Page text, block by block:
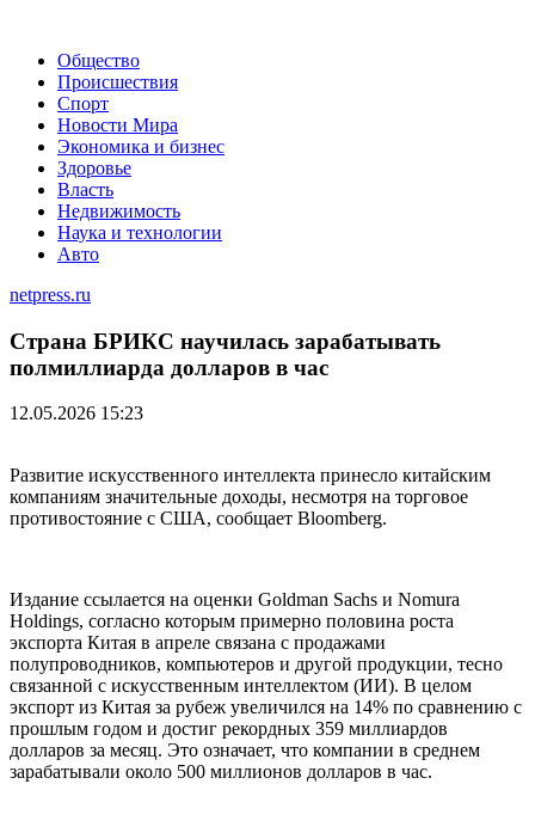
Общество
Происшествия
Спорт
Новости Мира
Экономика и бизнес
Здоровье
Власть
Недвижимость
Наука и технологии
Авто
netpress.ru
Страна БРИКС научилась зарабатывать
полмиллиарда долларов в час
12.05.2026 15:23
Развитие искусственного интеллекта принесло китайским
компаниям значительные доходы, несмотря на торговое
противостояние с США, сообщает Bloomberg.
Издание ссылается на оценки Goldman Sachs и Nomura
Holdings, согласно которым примерно половина роста
экспорта Китая в апреле связана с продажами
полупроводников, компьютеров и другой продукции, тесно
связанной с искусственным интеллектом (ИИ). В целом
экспорт из Китая за рубеж увеличился на 14% по сравнению с
прошлым годом и достиг рекордных 359 миллиардов
долларов за месяц. Это означает, что компании в среднем
зарабатывали около 500 миллионов долларов в час.